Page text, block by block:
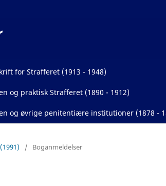
for Strafferet (1913 - 1948)
og praktisk Strafferet (1890 - 1912)
og øvrige penitentiære institutioner (1878 -
/ Boganmeldelser